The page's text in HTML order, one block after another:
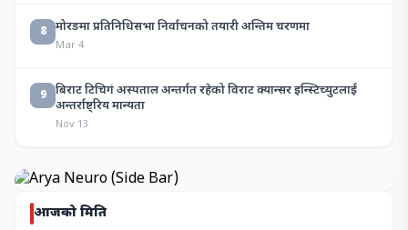
8 मोरङमा प्रतिनिधिसभा निर्वाचनको तयारी अन्तिम चरणमा
Mar 4
9
बिराट टिचिगं अस्पताल अन्तर्गत रहेको विराट क्यान्सर इन्स्टिच्युटलाई
अन्तर्राष्ट्रिय मान्यता
Nov 13
आजको मिति